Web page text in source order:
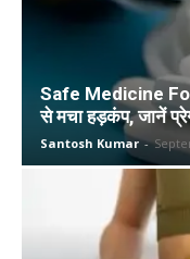
Safe Medicine
से मचा हड़कंप, जानें
Santosh Kumar -